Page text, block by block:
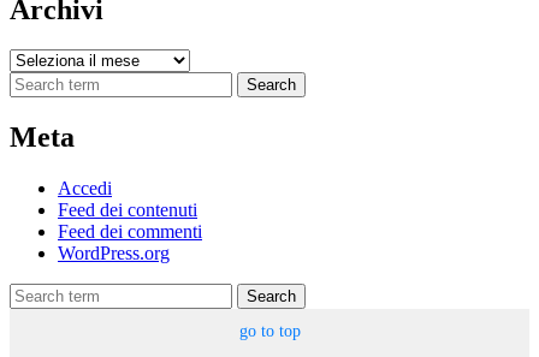
Archivi
Archivi
Search
Meta
Accedi
Feed dei contenuti
Feed dei commenti
WordPress.org
Search
go to top